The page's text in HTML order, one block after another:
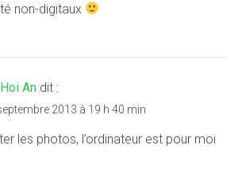
non-digitaux
An dit :
2013 à 19 h 40 min
les photos, l’ordinateur est pour moi